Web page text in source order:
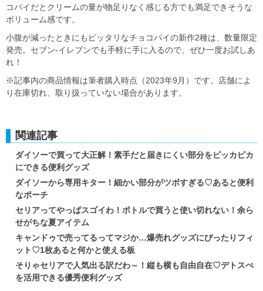
コパイだとクリームの量が物足りなく感じる方でも満足できそうな
ボリューム感です。
小腹が減ったときにもピッタリなチョコパイの新作2種は、数量限定
発売。セブン-イレブンでも手軽に手に入るので、ぜひ一度お試しあ
れ！
※記事内の商品情報は筆者購入時点（2023年9月）です。店舗によ
り在庫切れ、取り扱っていない場合があります。
関連記事
ダイソーで買って大正解！素手だと届きにくい部分をピッカピカ
にできる便利グッズ
ダイソーから専用キター！細かい部分がツボすぎる♡あると便利
なポーチ
セリアってやっぱスゴイわ！ボトルで買うと使い切れない！余ら
せがちな夏アイテム
キャンドゥで売ってるってマジか…爆売れグッズにぴったりフィ
ット♡1枚あると何かと使える板
そりゃセリアで人気出る訳だわ～！縦も横も自由自在♡デトスぺ
を活用できる優秀便利グッズ